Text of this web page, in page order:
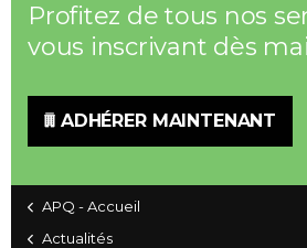
Profitez de tous nos
vous inscrivant dès
ADHÉRER MAINTENANT
APQ - Accueil
Actualités